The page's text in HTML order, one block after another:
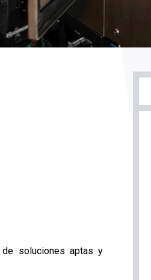
soluciones aptas y